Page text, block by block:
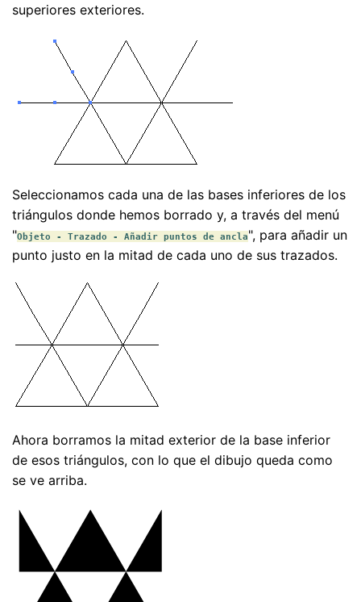
superiores exteriores.
Seleccionamos cada una de las bases inferiores de los
triángulos donde hemos borrado y, a través del menú
"Objeto - Trazado - Añadir puntos de ancla", para añadir un
punto justo en la mitad de cada uno de sus trazados.
Ahora borramos la mitad exterior de la base inferior
de esos triángulos, con lo que el dibujo queda como
se ve arriba.